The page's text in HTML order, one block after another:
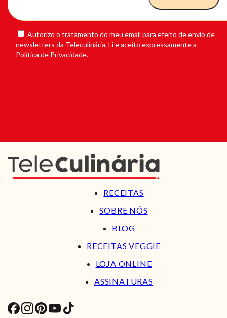
Autorizo o tratamento do meu email para efeito de envio de
newsletters da Teleculinária. Li e aceito expressamente a
Política de Privacidade.
RECEITAS
SOBRE NÓS
BLOG
RECEITAS VEGGIE
LOJA ONLINE
ASSINATURAS